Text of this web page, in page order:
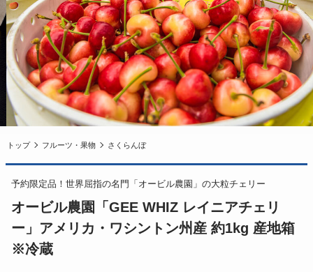
トップ フルーツ・果物 さくらんぼ
予約限定品！世界屈指の名門「オービル農園」の大粒チェリー
オービル農園「GEE WHIZ レイニアチェリ
ー」アメリカ・ワシントン州産 約1kg 産地箱
※冷蔵